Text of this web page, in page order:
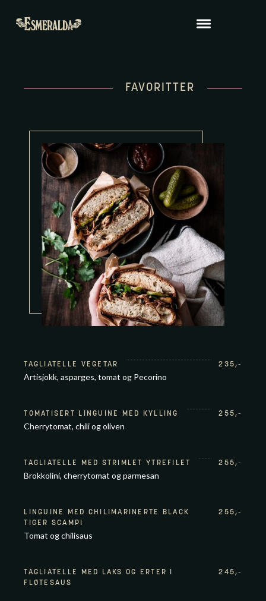
FAVORITTER
TAGLIATELLE VEGETAR 235,-
Artisjokk, asparges, tomat og Pecorino
TOMATISERT LINGUINE MED KYLLING 255,-
Cherrytomat, chili og oliven
TAGLIATELLE MED STRIMLET YTREFILET 255,-
Brokkolini, cherrytomat og parmesan
LINGUINE MED CHILIMARINERTE BLACK
TIGER SCAMPI
255,-
Tomat og chilisaus
TAGLIATELLE MED LAKS OG ERTER I
FLØTESAUS
245,-